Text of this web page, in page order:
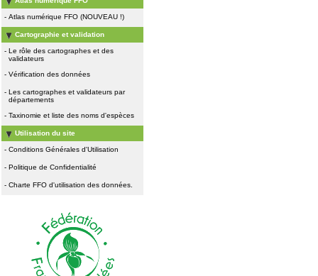
- Atlas numérique FFO (NOUVEAU !)
Cartographie et validation
- Le rôle des cartographes et des
validateurs
- Vérification des données
- Les cartographes et validateurs par
départements
- Taxinomie et liste des noms d'espèces
Utilisation du site
- Conditions Générales d'Utilisation
- Politique de Confidentialité
- Charte FFO d'utilisation des données.